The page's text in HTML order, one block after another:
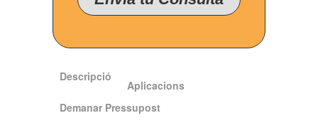
Descripció
Aplicacions
Demanar Pressupost